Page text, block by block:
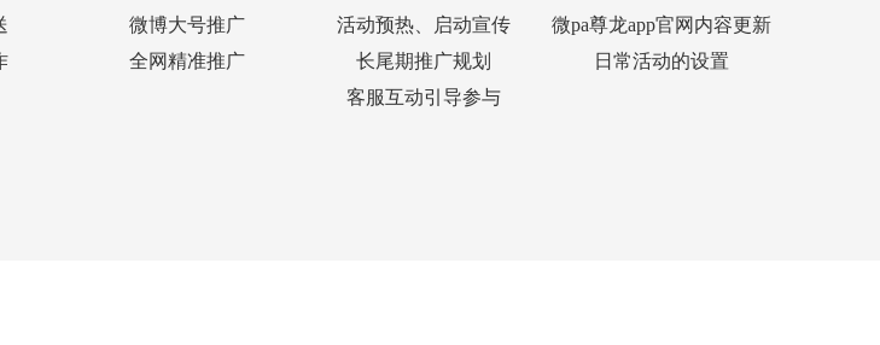
微博大号推广
全网精准推广
活动预热、启动宣传
长尾期推广规划
客服互动引导参与
微pa尊龙app官网内容更新
日常活动的设置